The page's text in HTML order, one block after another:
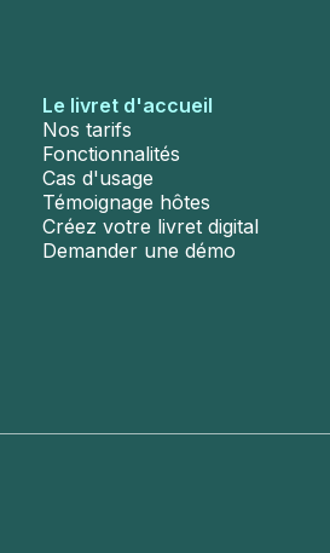
Le livret d'accueil
Nos tarifs
Fonctionnalités
Cas d'usage
Témoignage hôtes
Créez votre livret digital
Demander une démo